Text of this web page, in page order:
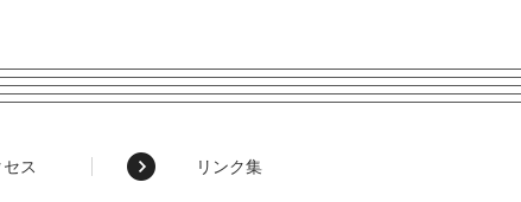
ス リンク集